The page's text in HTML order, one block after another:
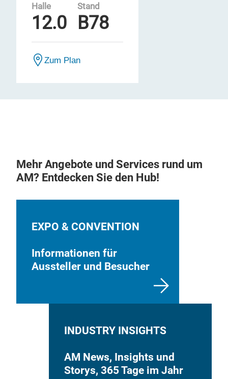
Halle
12.0
Stand
B78
Zum Plan
Mehr Angebote und Services rund um
AM? Entdecken Sie den Hub!
EXPO & CONVENTION
Informationen für
Aussteller und Besucher
INDUSTRY INSIGHTS
AM News, Insights und
Storys, 365 Tage im Jahr